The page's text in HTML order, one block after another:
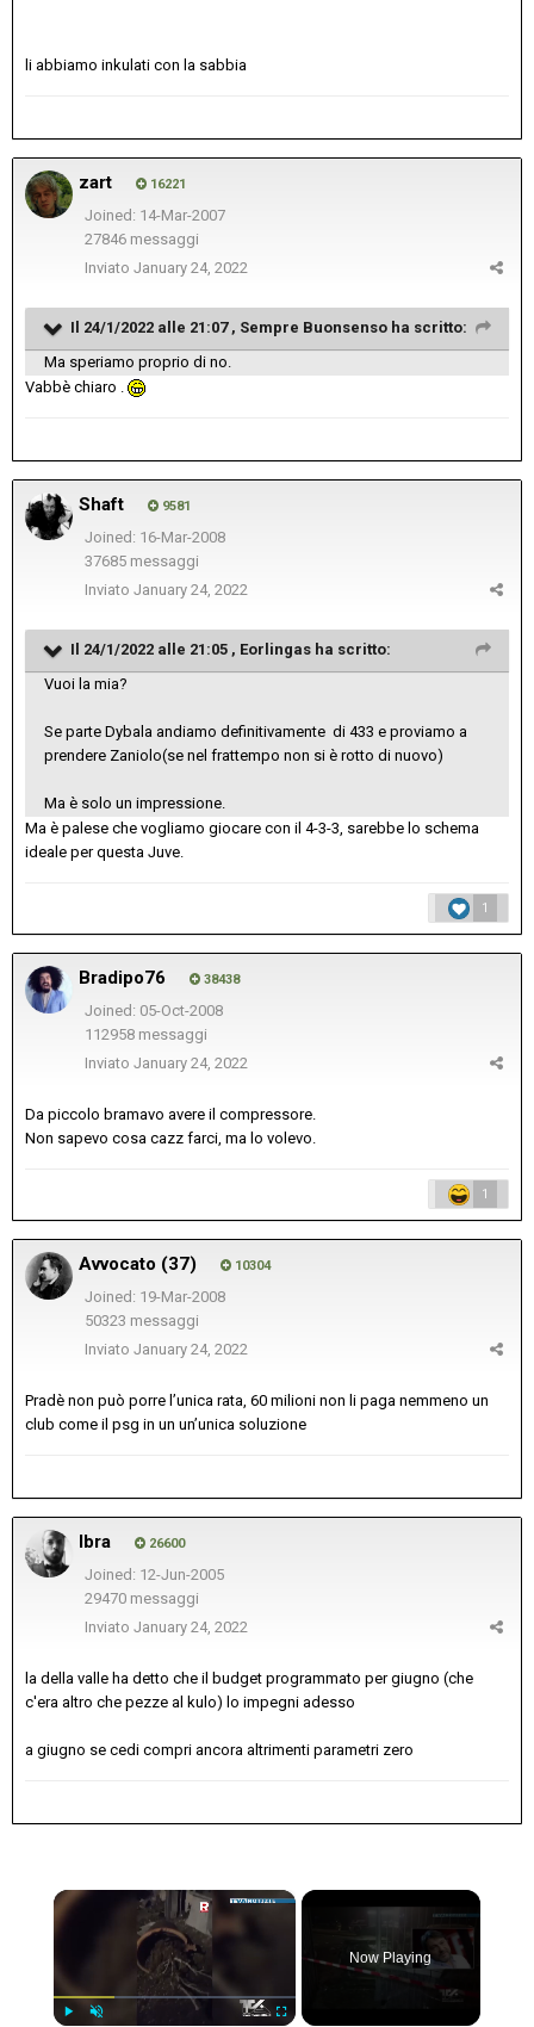
li abbiamo inkulati con la sabbia
zart 16221
Joined: 14-Mar-2007
27846 messaggi
Inviato January 24, 2022
Il 24/1/2022 alle 21:07 , Sempre Buonsenso ha scritto:
Ma speriamo proprio di no.
Vabbè chiaro .
Shaft 9581
Joined: 16-Mar-2008
37685 messaggi
Inviato January 24, 2022
Il 24/1/2022 alle 21:05 , Eorlingas ha scritto:
Vuoi la mia?
Se parte Dybala andiamo definitivamente di 433 e proviamo a
prendere Zaniolo(se nel frattempo non si è rotto di nuovo)
Ma è solo un impressione.
Ma è palese che vogliamo giocare con il 4-3-3, sarebbe lo schema
ideale per questa Juve.
1
Bradipo76 38438
Joined: 05-Oct-2008
112958 messaggi
Inviato January 24, 2022
Da piccolo bramavo avere il compressore.
Non sapevo cosa cazz farci, ma lo volevo.
1
Avvocato (37) 10304
Joined: 19-Mar-2008
50323 messaggi
Inviato January 24, 2022
Pradè non può porre l’unica rata, 60 milioni non li paga nemmeno un
club come il psg in un un’unica soluzione
Ibra 26600
Joined: 12-Jun-2005
29470 messaggi
Inviato January 24, 2022
la della valle ha detto che il budget programmato per giugno (che
c'era altro che pezze al kulo) lo impegni adesso
a giugno se cedi compri ancora altrimenti parametri zero
×
Now Playing